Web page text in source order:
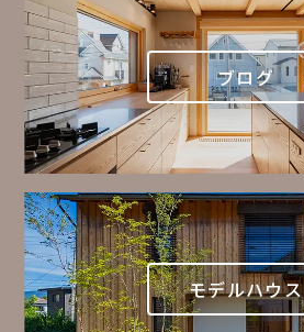
ブログ
モデルハウス